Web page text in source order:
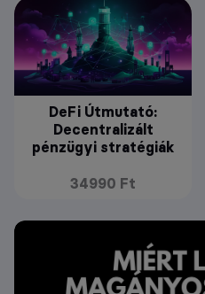
DeFi Útmutató:
Decentralizált
pénzügyi stratégiák
34990 Ft